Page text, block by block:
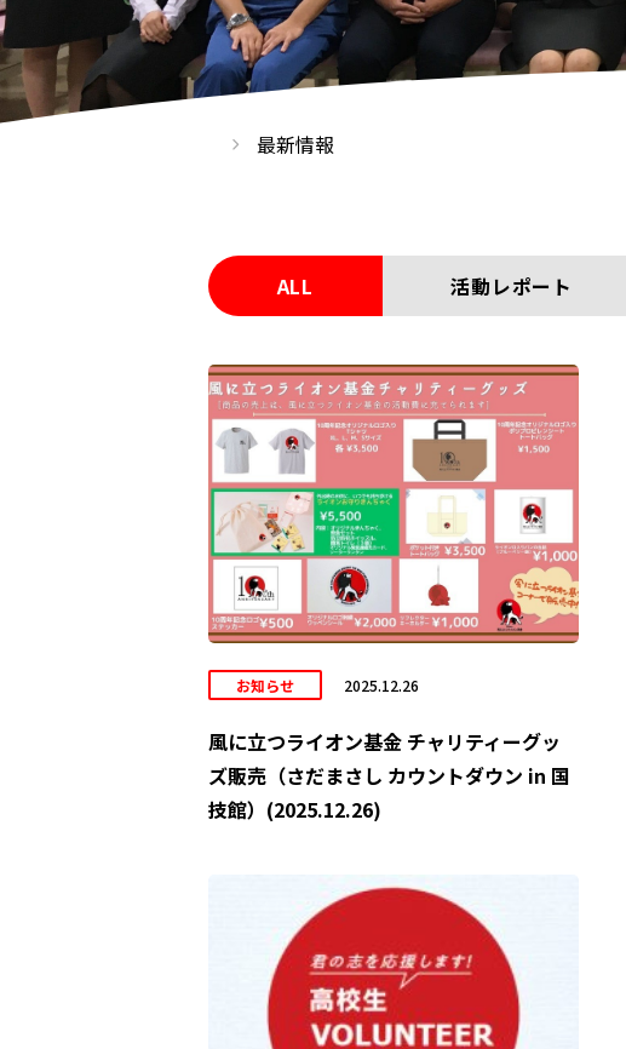
最新情報
ALL 活動レポート
お知らせ 2025.12.26
風に立つライオン基金 チャリティーグッ
ズ販売（さだまさし カウントダウン in 国
技館）(2025.12.26)